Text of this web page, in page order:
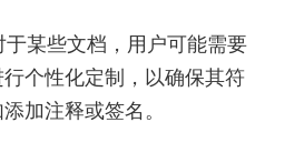
某些文档，用户可能需要
个性化定制，以确保其符
加注释或签名。